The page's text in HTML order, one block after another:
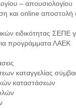
– απουσιολογίου
και online
ειδικότητας ΣΕΠΕ
προγράμματα ΛΑΕΚ
καταγγελίας
καταστάσεων